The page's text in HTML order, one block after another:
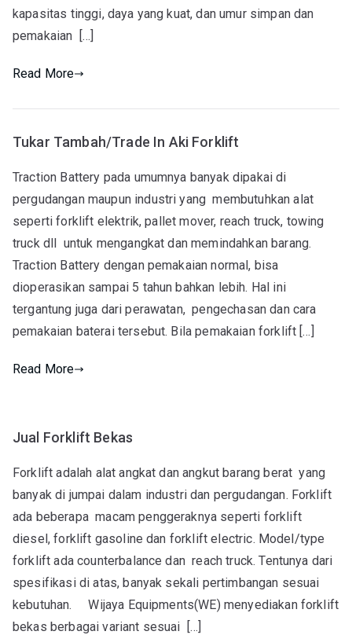
kapasitas tinggi, daya yang kuat, dan umur simpan dan
pemakaian […]
Read More
Tukar Tambah/Trade In Aki Forklift
Traction Battery pada umumnya banyak dipakai di
pergudangan maupun industri yang membutuhkan alat
seperti forklift elektrik, pallet mover, reach truck, towing
truck dll untuk mengangkat dan memindahkan barang.
Traction Battery dengan pemakaian normal, bisa
dioperasikan sampai 5 tahun bahkan lebih. Hal ini
tergantung juga dari perawatan, pengechasan dan cara
pemakaian baterai tersebut. Bila pemakaian forklift […]
Read More
Jual Forklift Bekas
Forklift adalah alat angkat dan angkut barang berat yang
banyak di jumpai dalam industri dan pergudangan. Forklift
ada beberapa macam penggeraknya seperti forklift
diesel, forklift gasoline dan forklift electric. Model/type
forklift ada counterbalance dan reach truck. Tentunya dari
spesifikasi di atas, banyak sekali pertimbangan sesuai
kebutuhan. Wijaya Equipments(WE) menyediakan forklift
bekas berbagai variant sesuai […]